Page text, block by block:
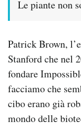
Le piante non
Patrick Brown,
Stanford che nel
fondare
facciamo che
cibo erano già
mondo delle